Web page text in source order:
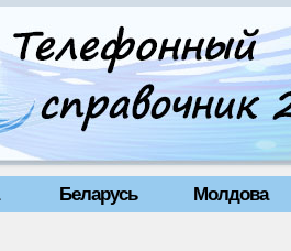
Беларусь Молдова